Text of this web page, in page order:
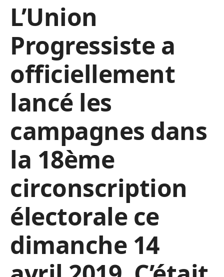
L’Union
Progressiste a
officiellement
lancé les
campagnes dans
la 18ème
circonscription
électorale ce
dimanche 14